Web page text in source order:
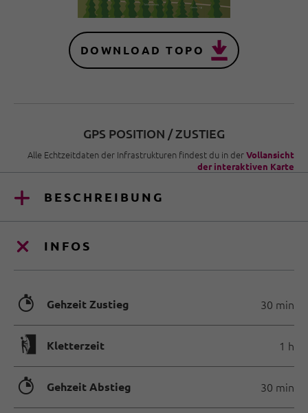
DOWNLOAD TOPO
GPS POSITION / ZUSTIEG
Alle Echtzeitdaten der Infrastrukturen findest du in derVollansicht
der interaktiven Karte
BESCHREIBUNG
INFOS
🐲 Gehzeit Zustieg 30 min
🄱 Kletterzeit 1 h
🐲 Gehzeit Abstieg 30 min